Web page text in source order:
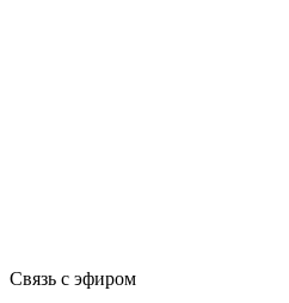
Связь с эфиром